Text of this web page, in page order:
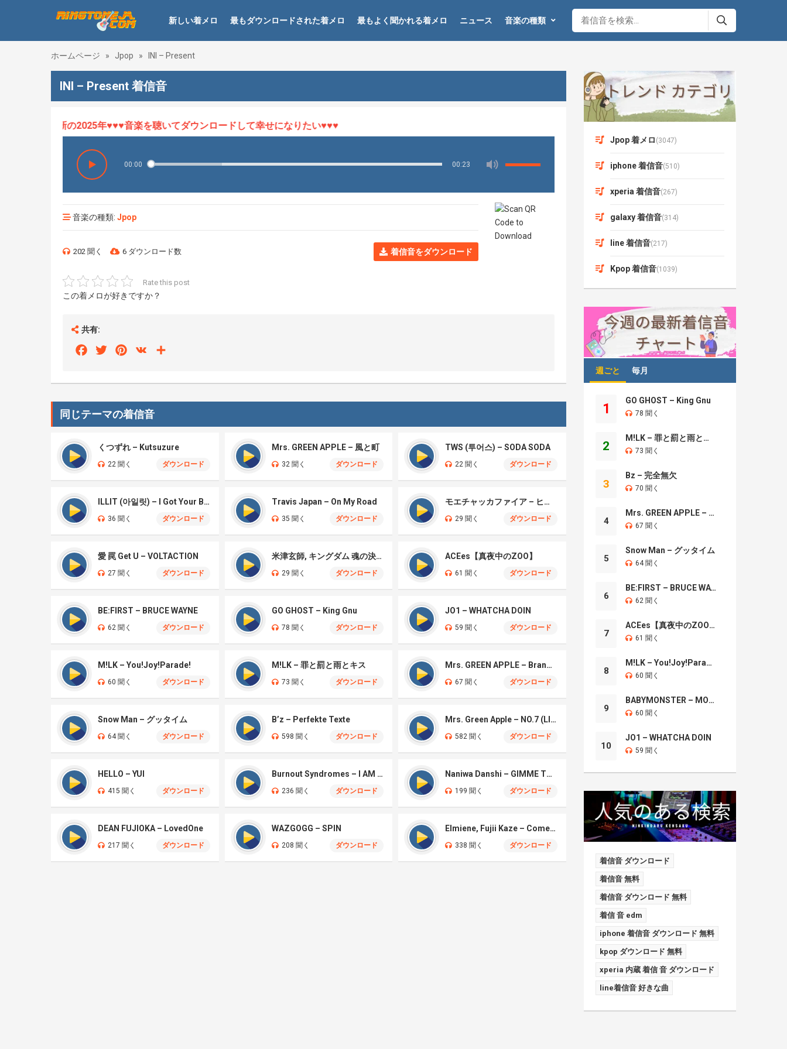
新しい着メロ 最もダウンロードされた着メロ 最もよく聞かれる着メロ ニュース 音楽の種類
ホームページ » Jpop » INI – Present
INI – Present 着信音
、最新の2025年♥♥♥音楽を聴いてダウンロードして幸せになりたい♥♥♥
00:00 00:23
音楽の種類: Jpop
202 聞く 6 ダウンロード数 着信音をダウンロード
Rate this post
この着メロが好きですか？
共有:
FacebookTwitterPinterest
VK
同じテーマの着信音
くつずれ – Kutsuzure
22 聞く ダウンロード
Mrs. GREEN APPLE – 風と町
32 聞く ダウンロード
TWS (투어스) – SODA SODA
22 聞く ダウンロード
ILLIT (아일릿) – I Got Your Back
36 聞く ダウンロード
Travis Japan – On My Road
35 聞く ダウンロード
モエチャッカファイア – ヒューゴ、狛野真斗、ライト、セヴェリアン (Cover )
29 聞く ダウンロード
愛 罠 Get U – VOLTACTION
27 聞く ダウンロード
米津玄師, キングダム 魂の決戦 – 公開記念PV
29 聞く ダウンロード
ACEes【真夜中のZOO】
61 聞く ダウンロード
BE:FIRST – BRUCE WAYNE
62 聞く ダウンロード
GO GHOST – King Gnu
78 聞く ダウンロード
JO1 – WHATCHA DOIN
59 聞く ダウンロード
M!LK – You!Joy!Parade!
60 聞く ダウンロード
M!LK – 罪と罰と雨とキス
73 聞く ダウンロード
Mrs. GREEN APPLE – Brand New
67 聞く ダウンロード
Snow Man – グッタイム
64 聞く ダウンロード
B’z – Perfekte Texte
598 聞く ダウンロード
Mrs. Green Apple – NO.7 (LIVE)
582 聞く ダウンロード
HELLO – YUI
415 聞く ダウンロード
Burnout Syndromes – I AM A HERO
236 聞く ダウンロード
Naniwa Danshi – GIMME THE DAY
199 聞く ダウンロード
DEAN FUJIOKA – LovedOne
217 聞く ダウンロード
WAZGOGG – SPIN
208 聞く ダウンロード
Elmiene, Fujii Kaze – Comets Gold
338 聞く ダウンロード
Jpop 着メロ (3047)
iphone 着信音(510)
xperia 着信音(267)
galaxy 着信音(314)
line 着信音(217)
Kpop 着信音(1039)
週ごと 毎月
1
GO GHOST – King Gnu
78 聞く
2
M!LK – 罪と罰と雨とキス
73 聞く
3
Bz – 完全無欠
70 聞く
4
Mrs. GREEN APPLE – Brand New
67 聞く
5
Snow Man – グッタイム
64 聞く
6
BE:FIRST – BRUCE WAYNE
62 聞く
7
ACEes【真夜中のZOO】
61 聞く
8
M!LK – You!Joy!Parade!
60 聞く
9
BABYMONSTER – MOON
60 聞く
10
JO1 – WHATCHA DOIN
59 聞く
着信音 ダウンロード
着信音 無料
着信音 ダウンロード 無料
着信 音 edm
iphone 着信音 ダウンロード 無料
kpop ダウンロード 無料
xperia 内蔵 着信 音 ダウンロード
line着信音 好きな曲